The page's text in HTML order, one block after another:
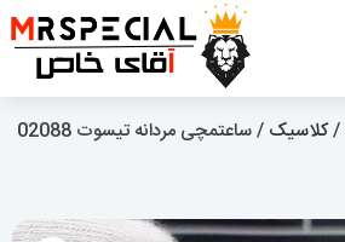
/کلاسیک
/ ساعتمچی مردانه تیسوت 02088